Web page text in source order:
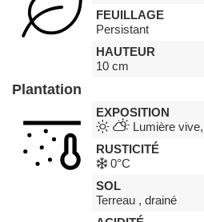
FEUILLAGE
Persistant
HAUTEUR
10 cm
Plantation
EXPOSITION
Lumière
RUSTICITÉ
0°C
SOL
Terreau , drainé